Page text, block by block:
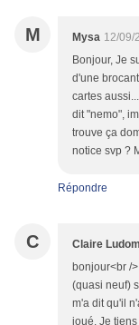
M Mysa 12/09/
Bonjour, Je
d'une
cartes
dit "nemo",
trouve ça
notice svp ?
Répondre
C Claire
bonjour<br /
(quasi neuf)
m'a dit qu'il
joué. Je